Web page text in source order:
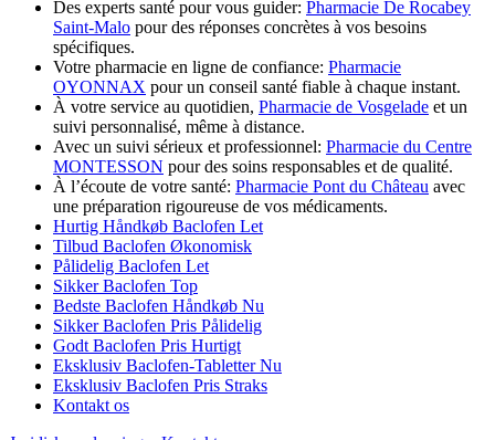
Des experts santé pour vous guider: Pharmacie De Rocabey
Saint-Malo pour des réponses concrètes à vos besoins
spécifiques.
Votre pharmacie en ligne de confiance: Pharmacie
OYONNAX pour un conseil santé fiable à chaque instant.
À votre service au quotidien, Pharmacie de Vosgelade et un
suivi personnalisé, même à distance.
Avec un suivi sérieux et professionnel: Pharmacie du Centre
MONTESSON pour des soins responsables et de qualité.
À l’écoute de votre santé: Pharmacie Pont du Château avec
une préparation rigoureuse de vos médicaments.
Hurtig Håndkøb Baclofen Let
Tilbud Baclofen Økonomisk
Pålidelig Baclofen Let
Sikker Baclofen Top
Bedste Baclofen Håndkøb Nu
Sikker Baclofen Pris Pålidelig
Godt Baclofen Pris Hurtigt
Eksklusiv Baclofen-Tabletter Nu
Eksklusiv Baclofen Pris Straks
Kontakt os